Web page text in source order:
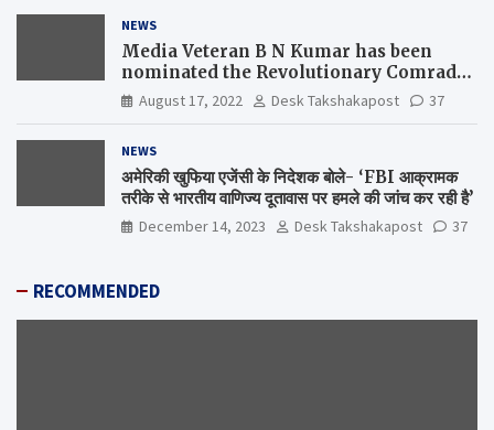
NEWS
Media Veteran B N Kumar has been
nominated the Revolutionary Comrade
Shiv Varma Media Award 2022-23
August 17, 2022 Desk Takshakapost 37
NEWS
अमेरिकी खुफिया एजेंसी के निदेशक बोले- ‘FBI आक्रामक
तरीके से भारतीय वाणिज्य दूतावास पर हमले की जांच कर रही है’
December 14, 2023 Desk Takshakapost 37
RECOMMENDED